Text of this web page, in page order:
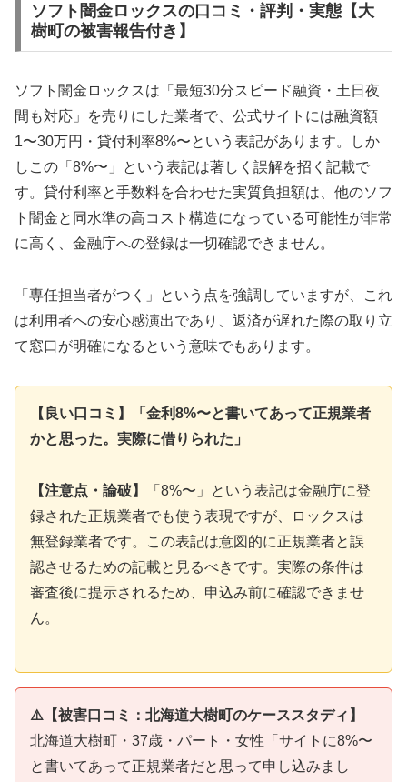
ソフト闇金ロックスの口コミ・評判・実態【大
樹町の被害報告付き】
ソフト闇金ロックスは「最短30分スピード融資・土日夜
間も対応」を売りにした業者で、公式サイトには融資額
1〜30万円・貸付利率8%〜という表記があります。しか
しこの「8%〜」という表記は著しく誤解を招く記載で
す。貸付利率と手数料を合わせた実質負担額は、他のソフ
ト闇金と同水準の高コスト構造になっている可能性が非常
に高く、金融庁への登録は一切確認できません。
「専任担当者がつく」という点を強調していますが、これ
は利用者への安心感演出であり、返済が遅れた際の取り立
て窓口が明確になるという意味でもあります。
【良い口コミ】「金利8%〜と書いてあって正規業者
かと思った。実際に借りられた」
【注意点・論破】
「8%〜」という表記は金融庁に登
録された正規業者でも使う表現ですが、ロックスは
無登録業者です。この表記は意図的に正規業者と誤
認させるための記載と見るべきです。実際の条件は
審査後に提示されるため、申込み前に確認できませ
ん。
⚠️【被害口コミ：北海道大樹町のケーススタディ】
北海道大樹町・37歳・パート・女性「サイトに8%〜
と書いてあって正規業者だと思って申し込みまし